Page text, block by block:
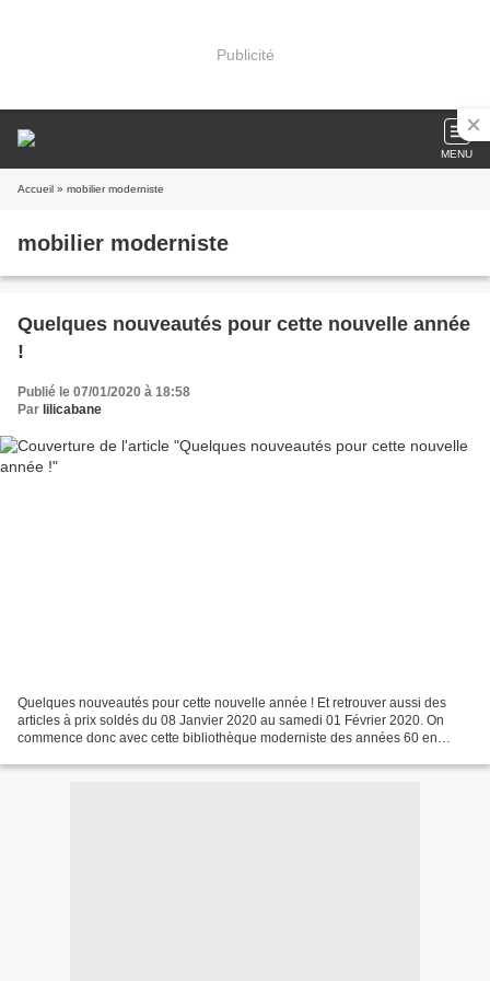
Publicité
MENU
Accueil » mobilier moderniste
mobilier moderniste
Quelques nouveautés pour cette nouvelle année
!
Publié le 07/01/2020 à 18:58
Par lilicabane
Quelques nouveautés pour cette nouvelle année ! Et retrouver aussi des
articles à prix soldés du 08 Janvier 2020 au samedi 01 Février 2020. On
commence donc avec cette bibliothèque moderniste des années 60 en